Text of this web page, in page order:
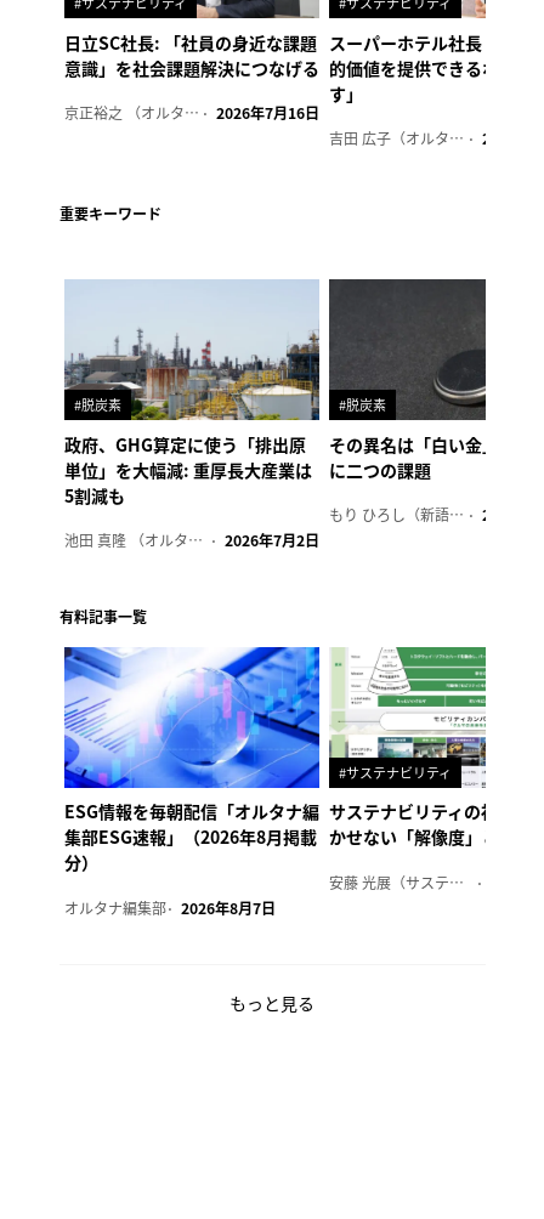
日立SC社長: 「社員の身近な課題
意識」を社会課題解決につなげる
京正裕之 （オルタナ副編集長） 2026年7月16日
スーパーホテル社長「地域
的価値を提供できるホテル
す」
吉田 広子（オルタナ輪番編集長） 2026年6
重要キーワード
#脱炭素
政府、GHG算定に使う「排出原
単位」を大幅減: 重厚長大産業は
5割減も
池田 真隆 （オルタナ輪番編集長） 2026年7月2日
#脱炭素
その異名は「白い金」、リ
に二つの課題
もり ひろし（新語ウォッチャー） 2023年7
有料記事一覧
ESG情報を毎朝配信「オルタナ編
集部ESG速報」（2026年8月掲載
分）
オルタナ編集部 2026年8月7日
#サステナビリティ
サステナビリティの社内浸
かせない「解像度」とは
安藤 光展（サステナビリティ・コンサルタント）
もっと見る